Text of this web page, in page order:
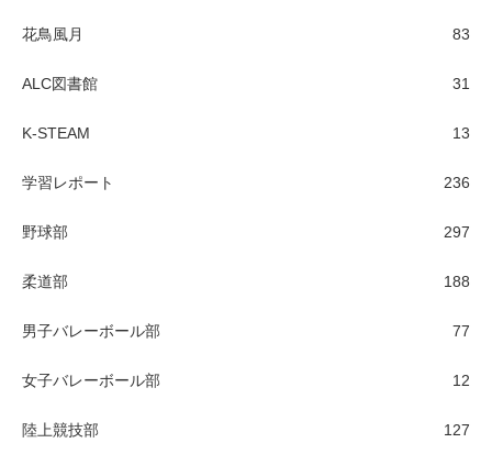
花鳥風月 83
ALC図書館 31
K-STEAM 13
学習レポート 236
野球部 297
柔道部 188
男子バレーボール部 77
女子バレーボール部 12
陸上競技部 127